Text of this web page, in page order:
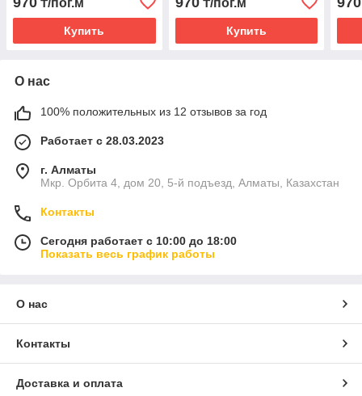
₸/пог.м
Купить
₸/пог.м
Купить
О нас
100% положительных из 12 отзывов за год
Работает с 28.03.2023
г. Алматы
Мкр. Орбита 4, дом 20, 5-й подъезд, Алматы, Казахстан
Контакты
Сегодня работает с 10:00 до 18:00
Показать весь график работы
О нас
Контакты
Доставка и оплата